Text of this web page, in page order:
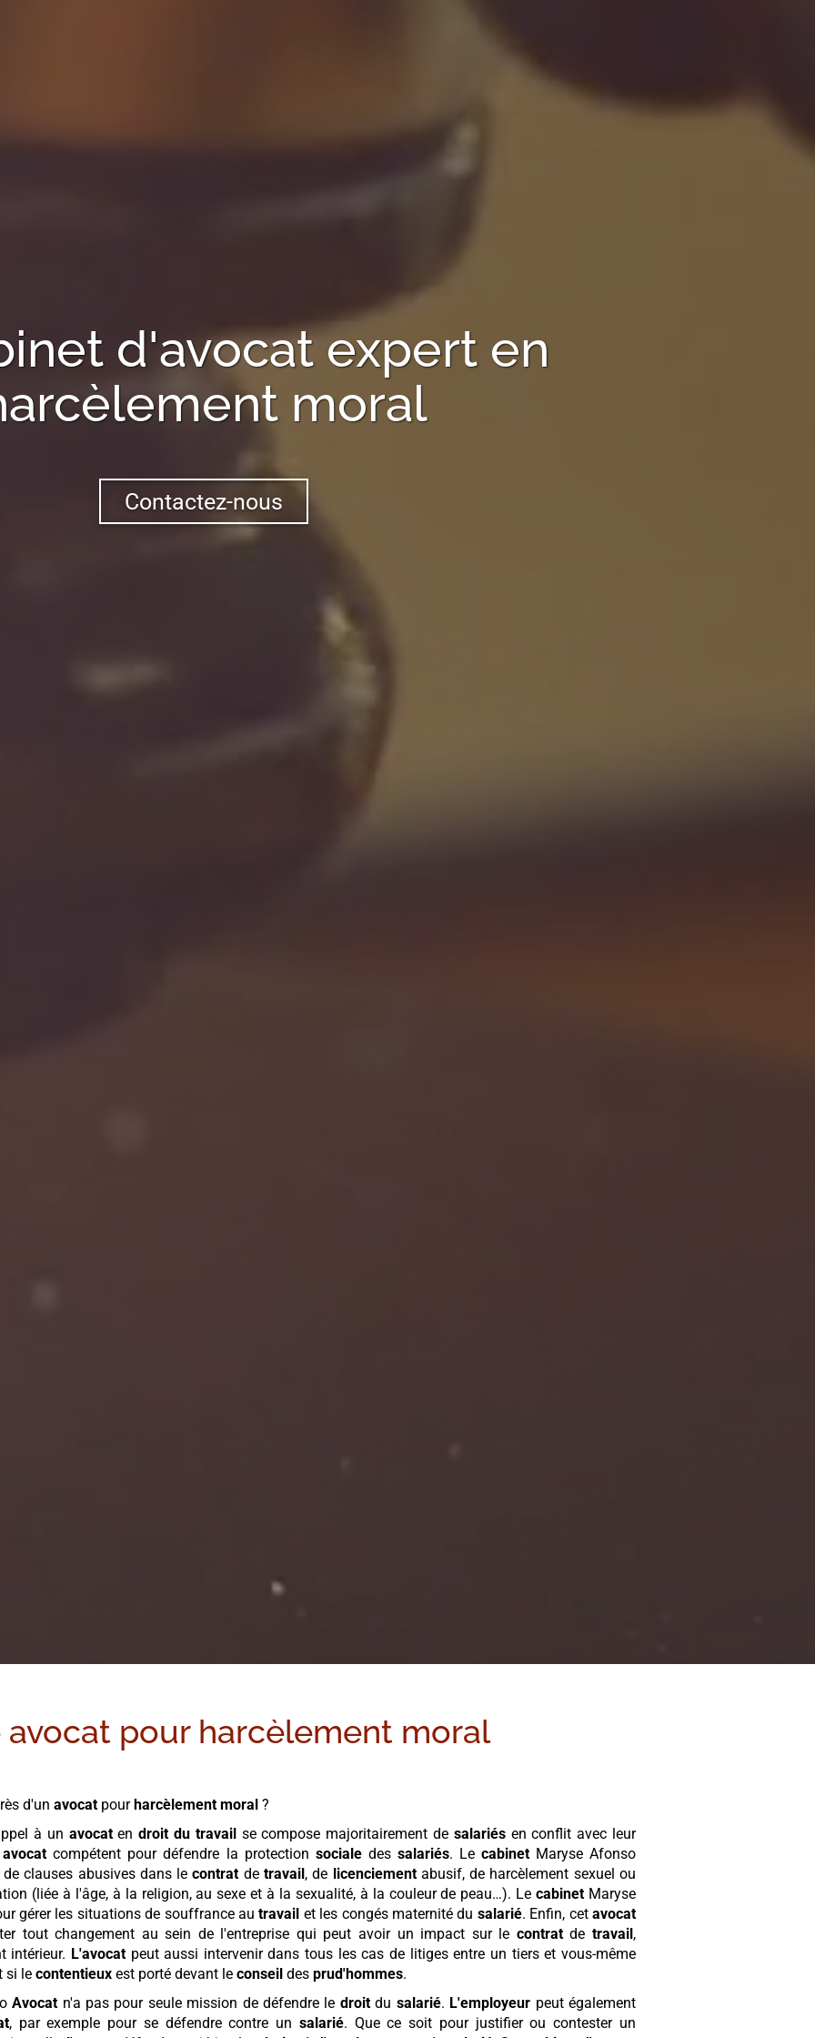
d'avocat expert en
moral
Contactez-nous
avocat pour harcèlement moral
d'unavocat pourharcèlement moral ?
à un avocatendroit du travailse compose majoritairement de salariésen conflit avec leur
avocat compétent pour défendre la protection socialedes salariés. Le cabinet Maryse Afonso
clauses abusives dans lecontrat detravail, de licenciementabusif, de harcèlement sexuel ou
(liée à l'âge, à la religion, au sexe et à la sexualité, à la couleur de peau…). Lecabinet Maryse
gérer les situations de souffrance autravail et les congés maternité du salarié. Enfin, cet avocat
tout changement au sein de l'entreprise qui peut avoir un impact sur le contratdetravail,
intérieur. L'avocatpeut aussi intervenir dans tous les cas de litiges entre un tiers et vous-même
si lecontentieux est porté devant leconseil desprud'hommes.
Avocat n'a pas pour seule mission de défendre le droitdu salarié. L'employeur peut également
, par exemple pour se défendre contre un salarié. Que ce soit pour justifier ou contester un